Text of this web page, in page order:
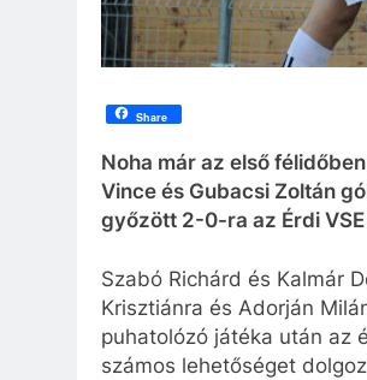
Share
Noha már az első
Vince és Gubacsi Zoltán
győzött 2-0-ra az Érdi
Szabó Richárd és Kalmár
Krisztiánra és Adorján
puhatolózó játéka után az
számos lehetőséget